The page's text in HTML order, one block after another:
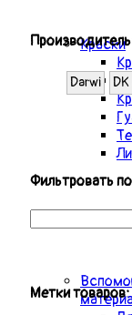
Краски
Darwi
Фильтровать
Метки товаров: